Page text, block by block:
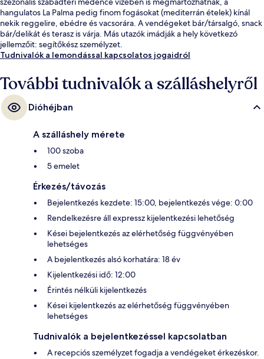
hangulatos La Palma pedig finom fogásokat (mediterrán ételek) kínál
nekik reggelire, ebédre és vacsorára. A vendégeket bár/társalgó, snack
bár/delikát és terasz is várja. Más utazók imádják a hely következó
jellemzőit: segítőkész személyzet.
Tudnivalók a lemondással kapcsolatos jogaidról
További tudnivalók a szálláshelyről
Dióhéjban
A szálláshely mérete
100 szoba
5 emelet
Érkezés/távozás
Bejelentkezés kezdete: 15:00, bejelentkezés vége: 0:00
Rendelkezésre áll expressz kijelentkezési lehetőség
Kései bejelentkezés az elérhetőség függvényében
lehetséges
A bejelentkezés alsó korhatára: 18 év
Kijelentkezési idő: 12:00
Érintés nélküli kijelentkezés
Kései kijelentkezés az elérhetőség függvényében
lehetséges
Tudnivalók a bejelentkezéssel kapcsolatban
A recepciós személyzet fogadja a vendégeket érkezéskor.